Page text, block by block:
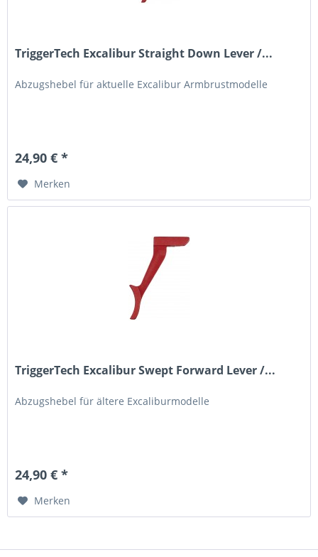
TriggerTech Excalibur Straight Down Lever /...
Abzugshebel für aktuelle Excalibur Armbrustmodelle
24,90 € *
Merken
TriggerTech Excalibur Swept Forward Lever /...
Abzugshebel für ältere Excaliburmodelle
24,90 € *
Merken